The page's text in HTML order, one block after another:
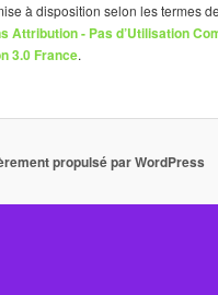
à disposition selon les termes
Attribution - Pas d’Utilisation
3.0 France.
propulsé par WordPress